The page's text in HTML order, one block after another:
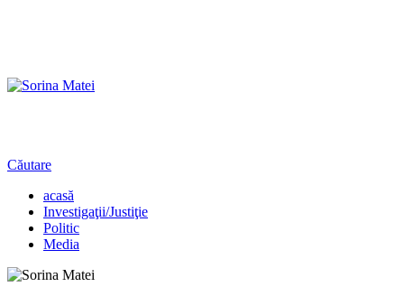
Căutare
acasă
Investigaţii/Justiţie
Politic
Media